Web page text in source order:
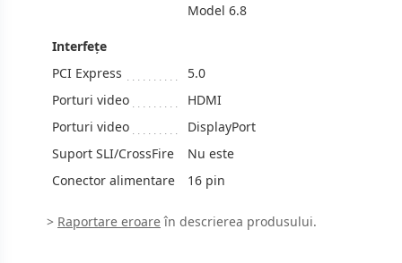
Model 6.8
Interfeţe
PCI Express
5.0
Porturi video
HDMI
Porturi video
DisplayPort
Suport SLI/CrossFire
Nu este
Conector alimentare
16 pin
> Raportare eroareîn descrierea produsului.